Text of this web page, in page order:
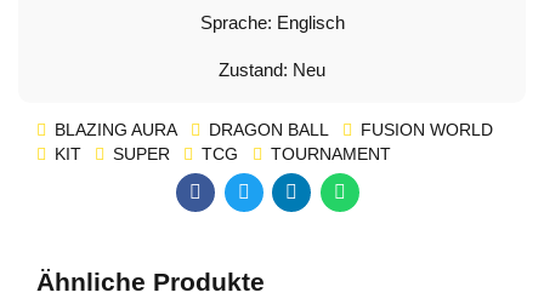
Sprache: Englisch
Zustand: Neu
BLAZING AURA DRAGON BALL
FUSION WORLD
KIT
SUPER TCG TOURNAMENT
Ähnliche Produkte